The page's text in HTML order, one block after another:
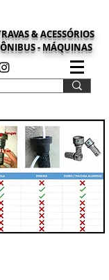
& ACESSÓRIOS
- MÁQUINAS